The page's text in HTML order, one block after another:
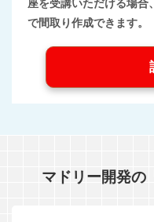
座を受講いただける場合
で間取り作成できます。
マドリー開発の